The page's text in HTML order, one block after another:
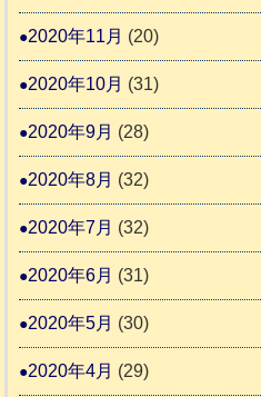
2020年11月 (20)
2020年10月 (31)
2020年9月 (28)
2020年8月 (32)
2020年7月 (32)
2020年6月 (31)
2020年5月 (30)
2020年4月 (29)